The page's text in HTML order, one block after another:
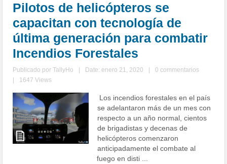
Pilotos de helicópteros se
capacitan con tecnología de
última generación para combatir
Incendios Forestales
Publicado porTallyHo Date: enero 21, 2020
0 commentarios
1647 Views
Los incendios forestales en el país
se adelantaron más de un mes con
respecto a un año normal, cientos
de brigadistas y decenas de
helicópteros comenzaron
anticipadamente el combate al
fuego en disti ...